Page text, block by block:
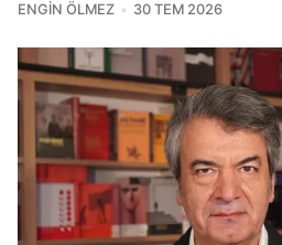
ENGIN ÖLMEZ 30 TEM 2026